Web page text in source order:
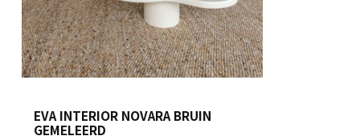
EVA INTERIOR NOVARA BRUIN
GEMELEERD